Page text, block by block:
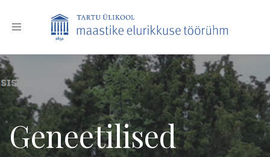
Toggle
Geneetilised